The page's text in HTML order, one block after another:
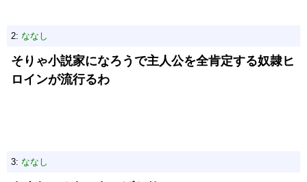
2: ななし
そりゃ小説家になろうで主人公を全肯定する奴隷ヒ
ロインが流行るわ
3: ななし